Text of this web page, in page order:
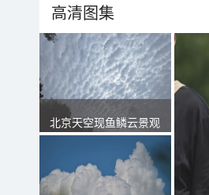
高清图集
北京天空现鱼鳞云景观